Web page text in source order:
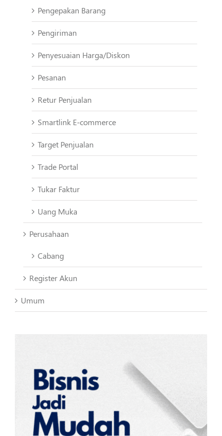
Pengepakan Barang
Pengiriman
Penyesuaian Harga/Diskon
Pesanan
Retur Penjualan
Smartlink E-commerce
Target Penjualan
Trade Portal
Tukar Faktur
Uang Muka
Perusahaan
Cabang
Register Akun
Umum